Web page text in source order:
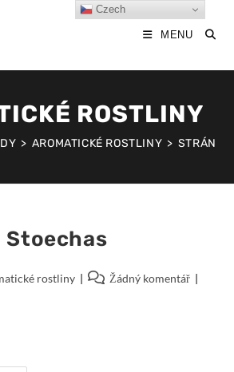
MENU
ROSTLINY
> AROMATICKÉ ROSTLINY > STRÁNKA
Stoechas
rostliny
Komentáře
Žádný komentář
Czech